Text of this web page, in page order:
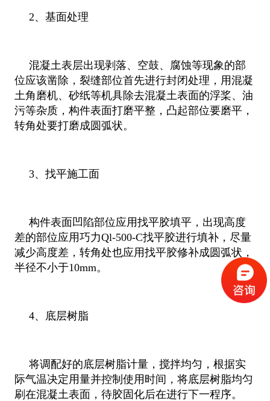
2、基面处理
混凝土表层出现剥落、空鼓、腐蚀等现象的部
位应该凿除，裂缝部位首先进行封闭处理，用混凝
土角磨机、砂纸等机具除去混凝土表面的浮桨、油
污等杂质，构件表面打磨平整，凸起部位要磨平，
转角处要打磨成圆弧状。
3、找平施工面
构件表面凹陷部位应用找平胶填平，出现高度
差的部位应用巧力Ql-500-C找平胶进行填补，尽量
减少高度差，转角处也应用找平胶修补成圆弧状，
半径不小于10mm。
4、底层树脂
将调配好的底层树脂计量，搅拌均匀，根据实
际气温决定用量并控制使用时间，将底层树脂均匀
刷在混凝土表面，待胶固化后在进行下一程序。